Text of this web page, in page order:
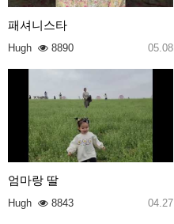
패셔니스타
Hugh 8890 05.08
엄마랑 딸
Hugh 8843 04.27